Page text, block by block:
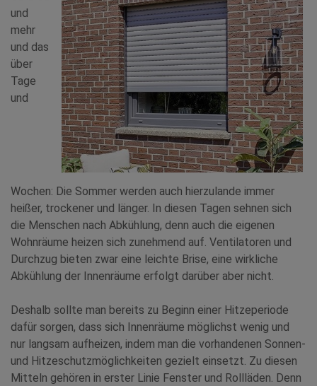
und
mehr
und das
über
Tage
und
Wochen: Die Sommer werden auch hierzulande immer
heißer, trockener und länger. In diesen Tagen sehnen sich
die Menschen nach Abkühlung, denn auch die eigenen
Wohnräume heizen sich zunehmend auf. Ventilatoren und
Durchzug bieten zwar eine leichte Brise, eine wirkliche
Abkühlung der Innenräume erfolgt darüber aber nicht.
Deshalb sollte man bereits zu Beginn einer Hitzeperiode
dafür sorgen, dass sich Innenräume möglichst wenig und
nur langsam aufheizen, indem man die vorhandenen Sonnen-
und Hitzeschutzmöglichkeiten gezielt einsetzt. Zu diesen
Mitteln gehören in erster Linie Fenster und Rollläden. Denn